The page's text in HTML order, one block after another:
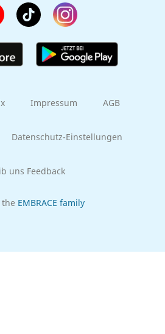
Impressum AGB
Datenschutz-Einstellungen
uns Feedback
the EMBRACE family